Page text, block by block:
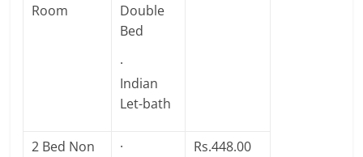
Room
Double
Bed
·
Indian
Let-bath
2 Bed Non
·
Rs.448.00